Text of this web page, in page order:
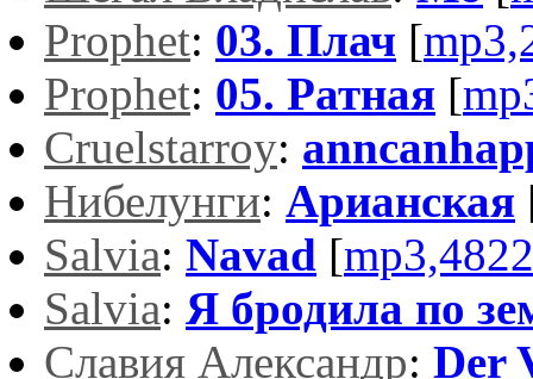
Prophet: 03. Плач [
Prophet: 05. Ратная [
Cruelstarroy:
Нибелунги: Арианская
Salvia: Navad [
Salvia: Я бродила по
Славия Александр: Der